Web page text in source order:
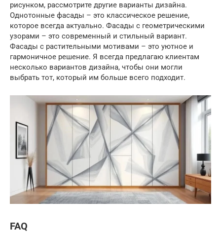
рисунком, рассмотрите другие варианты дизайна.
Однотонные фасады – это классическое решение,
которое всегда актуально. Фасады с геометрическими
узорами – это современный и стильный вариант.
Фасады с растительными мотивами – это уютное и
гармоничное решение. Я всегда предлагаю клиентам
несколько вариантов дизайна, чтобы они могли
выбрать тот, который им больше всего подходит.
FAQ